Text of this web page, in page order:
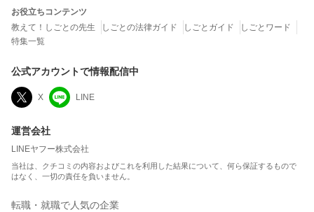
お役立ちコンテンツ
教えて！しごとの先生
しごとの法律ガイド しごとガイド
しごとワード
特集一覧
公式アカウントで情報配信中
X LINE
運営会社
LINEヤフー株式会社
当社は、クチコミの内容およびこれを利用した結果について、何ら保証するもので
はなく、一切の責任を負いません。
転職・就職で人気の企業